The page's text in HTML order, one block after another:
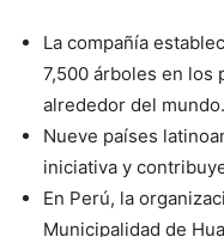
La compañía
7,500 árboles en los
alrededor del mundo.
Nueve países
iniciativa y
En Perú, la
Municipalidad de